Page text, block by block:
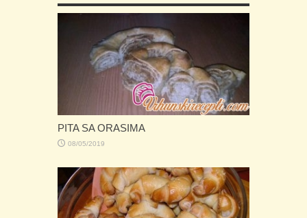
PITA SA ORASIMA
08/05/2019